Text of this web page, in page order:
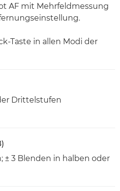
AF mit Mehrfeldmessung
Taste in allen Modi der
Drittelstufen
± 3 Blenden in halben oder